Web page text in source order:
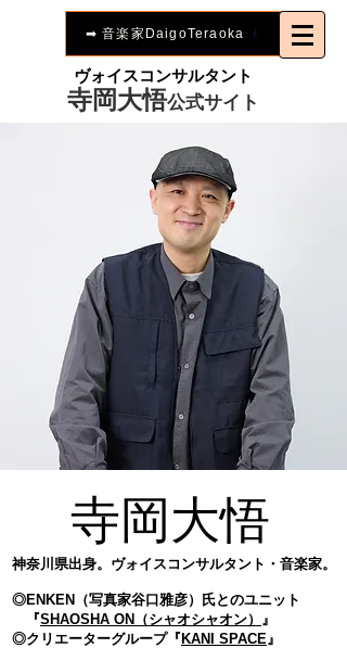
➡︎ 音楽家DaigoTeraoka
ヴォイスコンサルタント
寺岡大悟公式サイト
寺岡大悟
神奈川県出身。ヴォイスコンサルタント・音楽家。
◎ENKEN（写真家谷口雅彦）氏とのユニット
『SHAOSHA ON（シャオシャオン） 』
◎クリエーターグループ『 KANI SPACE』